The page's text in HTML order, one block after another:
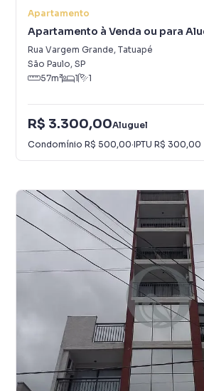
Apartamento
Apartamento à Venda ou para
Rua Vargem Grande, Tatuapé
São Paulo, SP
57m² 1 1
R$ 3.300,00Aluguel
Condomínio R$ 500,00·IPTU R$ 300,00